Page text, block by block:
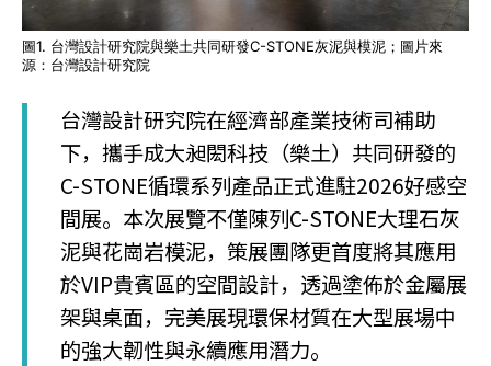
圖1. 台灣設計研究院與樂土共同研發C-STONE灰泥與模泥；圖片來
源：台灣設計研究院
台灣設計研究院在經濟部產業技術司補助
下，攜手成大昶閎科技（樂土）共同研發的
C-STONE循環系列產品正式進駐2026好感空
間展。本次展覽不僅陳列C-STONE大理石灰
泥與花崗岩模泥，策展團隊更首度將其應用
於VIP貴賓區的空間設計，透過塗佈於金屬展
架與桌面，完美展現環保材質在大型展場中
的強大韌性與永續應用潛力。